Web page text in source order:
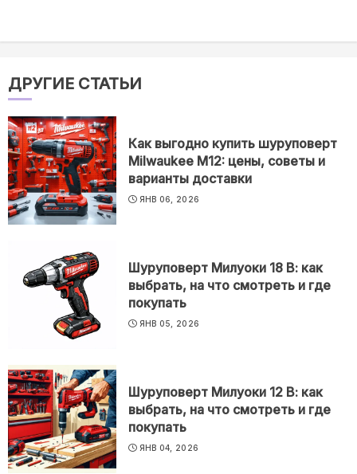
ДРУГИЕ СТАТЬИ
Как выгодно купить шуруповерт
Milwaukee M12: цены, советы и
варианты доставки
ЯНВ 06, 2026
Шуруповерт Милуоки 18 В: как
выбрать, на что смотреть и где
покупать
ЯНВ 05, 2026
Шуруповерт Милуоки 12 В: как
выбрать, на что смотреть и где
покупать
ЯНВ 04, 2026